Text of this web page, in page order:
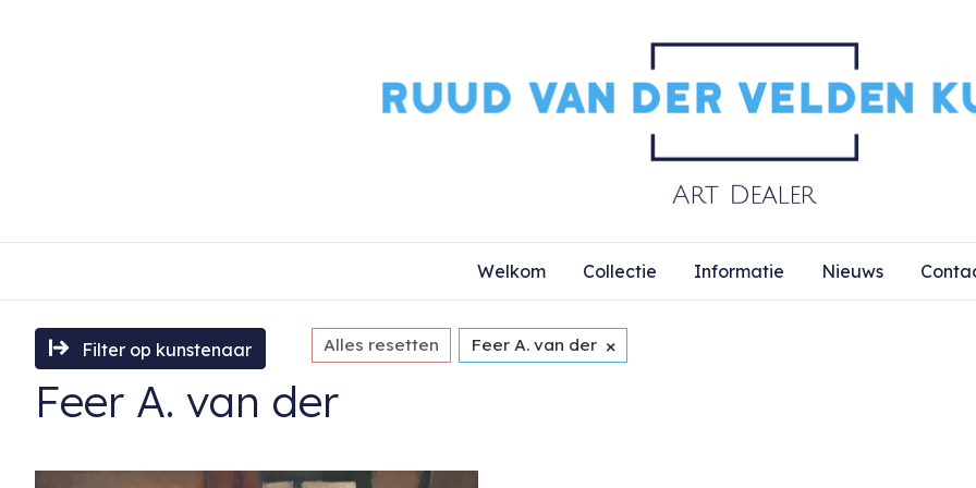
Welkom Collectie Informatie Nieuws
Filter op kunstenaar Alles resetten Feer A. van der ×
Feer A. van der